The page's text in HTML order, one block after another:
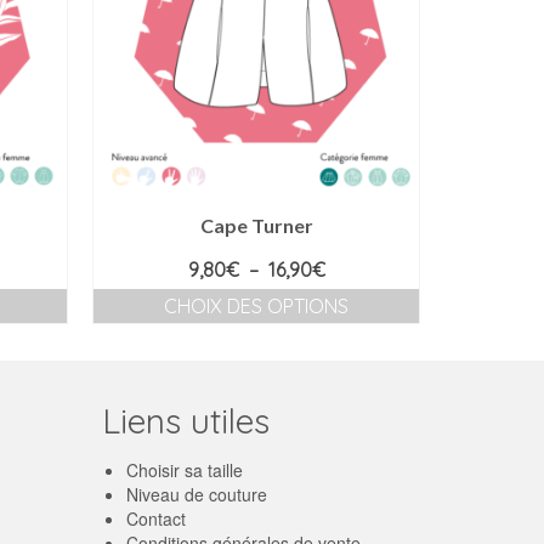
Cape Turner
9,80€ – 16,90€Plage
de
prix :
CHOIX DES OPTIONS
variations.
peuvent
Liens utiles
Choisir sa taille
Niveau de couture
Contact